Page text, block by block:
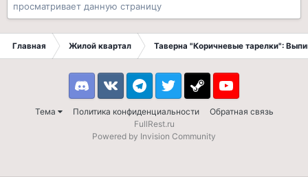
просматривает данную страницу
Главная Жилой квартал Таверна "Коричневые тарелки":
Тема Политика конфиденциальности Обратная связь
DiscordVK TelegramTwitter Steam Youtube
FullRest.ru
Powered by Invision Community